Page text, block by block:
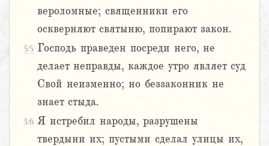
вероломные; священники его
оскверняют святыню, попирают закон.
3:5 Господь праведен посреди него, не
делает неправды, каждое утро являет суд
Свой неизменно; но беззаконник не
знает стыда.
3:6 Я истребил народы, разрушены
твердыни их; пустыми сделал улицы их,